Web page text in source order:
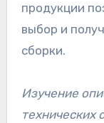
продукции
выбор и
сборки.
Изучение
технических